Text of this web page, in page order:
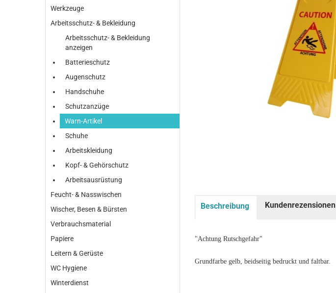
Beschreibung Kundenrezensionen
"Achtung Rutschgefahr"
Grundfarbe gelb, beidseitig bedruckt und faltbar.
Werkzeuge
Arbeitsschutz- & Bekleidung
Arbeitsschutz- & Bekleidung
anzeigen
Batterieschutz
Augenschutz
Handschuhe
Schutzanzüge
Warn-Artikel
Schuhe
Arbeitskleidung
Kopf- & Gehörschutz
Arbeitsausrüstung
Feucht- & Nasswischen
Wischer, Besen & Bürsten
Verbrauchsmaterial
Papiere
Leitern & Gerüste
WC Hygiene
Winterdienst